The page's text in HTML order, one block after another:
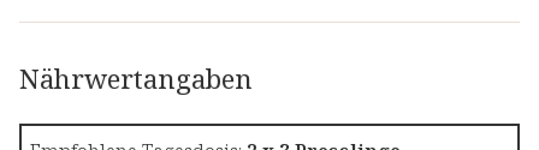
Nährwertangaben